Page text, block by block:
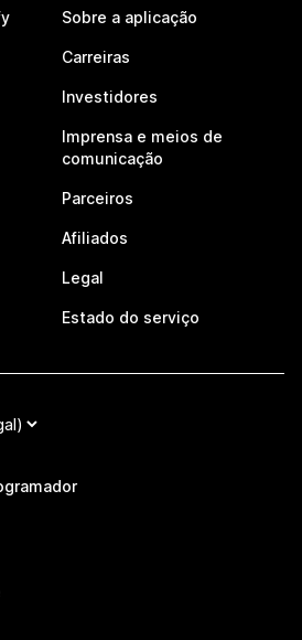
Sobre a aplicação
Carreiras
Investidores
Imprensa e meios de
comunicação
Parceiros
Afiliados
Legal
Estado do serviço